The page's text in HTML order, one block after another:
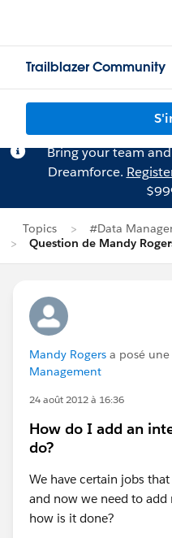
Trailblazer Community
Bring your team
Dreamforce.
Topics
#Data
Question de Mandy
Mandy Rogers a posé
Management
24 août 2012 à 16:36
How do I add an
do?
We have certain jobs
and now we need to
how is it done?